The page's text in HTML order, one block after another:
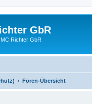
GbR
Richter GbR
Foren-Übersicht